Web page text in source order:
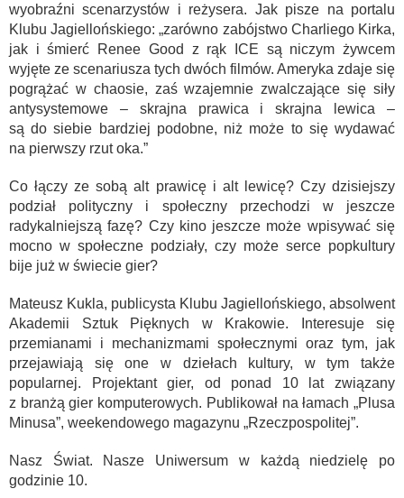
wyobraźni scenarzystów i reżysera. Jak pisze na portalu
Klubu Jagiellońskiego: „zarówno zabójstwo Charliego Kirka,
jak i śmierć Renee Good z rąk ICE są niczym żywcem
wyjęte ze scenariusza tych dwóch filmów. Ameryka zdaje się
pogrążać w chaosie, zaś wzajemnie zwalczające się siły
antysystemowe – skrajna prawica i skrajna lewica –
są do siebie bardziej podobne, niż może to się wydawać
na pierwszy rzut oka.”
Co łączy ze sobą alt prawicę i alt lewicę? Czy dzisiejszy
podział polityczny i społeczny przechodzi w jeszcze
radykalniejszą fazę? Czy kino jeszcze może wpisywać się
mocno w społeczne podziały, czy może serce popkultury
bije już w świecie gier?
Mateusz Kukla, publicysta Klubu Jagiellońskiego, absolwent
Akademii Sztuk Pięknych w Krakowie. Interesuje się
przemianami i mechanizmami społecznymi oraz tym, jak
przejawiają się one w dziełach kultury, w tym także
popularnej. Projektant gier, od ponad 10 lat związany
z branżą gier komputerowych. Publikował na łamach „Plusa
Minusa”, weekendowego magazynu „Rzeczpospolitej”.
Nasz Świat. Nasze Uniwersum w każdą niedzielę po
godzinie 10.